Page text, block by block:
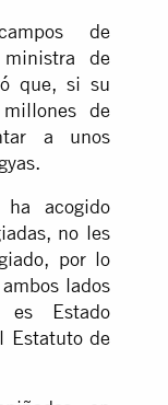
de
de
que, si su
de
a unos
acogido
no les
por lo
lados
Estado
Estatuto de